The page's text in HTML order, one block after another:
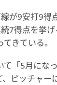
が9安打9得
7得点を挙
きている。
て「5月にな
ピッチャー